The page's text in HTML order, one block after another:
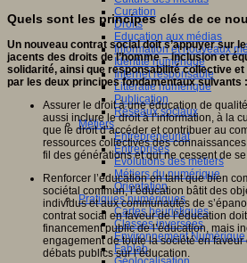
Curation
Droits
Education aux médias
Information et nouveaux
Identité numérique
Internet responsable
Littératie numérique
Publication
Réseaux sociaux
Métiers
Entrepreneuriat
Entreprises
Evolutions des métiers
Métiers du numérique
Orientation
Pratiques numériques
Cartes heuristiques
Classes inversées
Environnement
Fablab
Quels sont les principes clés de ce
Un nouveau contrat social doit s’appuyer sur
jacents des droits de l’homme – inclusion et
solidarité, ainsi que responsabilité collective
par les deux principes fondamentaux suivants :
Assurer le droit à une éducation de
aussi inclure le droit à l’information, à la
que le droit d’accéder et contribuer au
ressources collectives des
fil des générations et qui ne cessent de
Renforcer l’éducation en tant que bien
sociétal commun, l’éducation bâtit des
individus et aux communautés de
contrat social en faveur de l’éducation
financement public de l’éducation, mais
engagement de toute la société en
débats publics sur l’éducation.